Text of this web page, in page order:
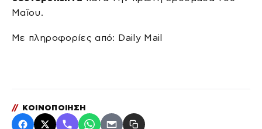
Μαΐου.
Με πληροφορίες από: Daily Mail
// ΚΟΙΝΟΠΟΙΗΣΗ